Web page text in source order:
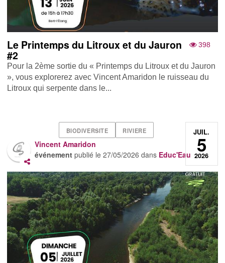
398
Le Printemps du Litroux et du Jauron
#2
Pour la 2ème sortie du « Printemps du Litroux et du Jauron
», vous explorerez avec Vincent Amaridon le ruisseau du
Litroux qui serpente dans le...
BIODIVERSITE RIVIERE
Vincent Amaridon
événement publié le27/05/2026 dans Educ'Eau
JUIL.
5
2026